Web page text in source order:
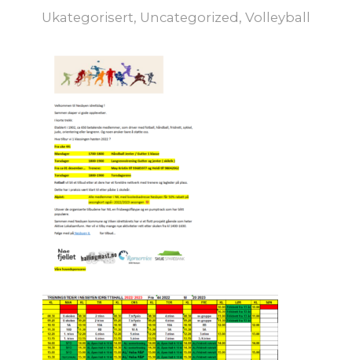
Ukategorisert, Uncategorized, Volleyball